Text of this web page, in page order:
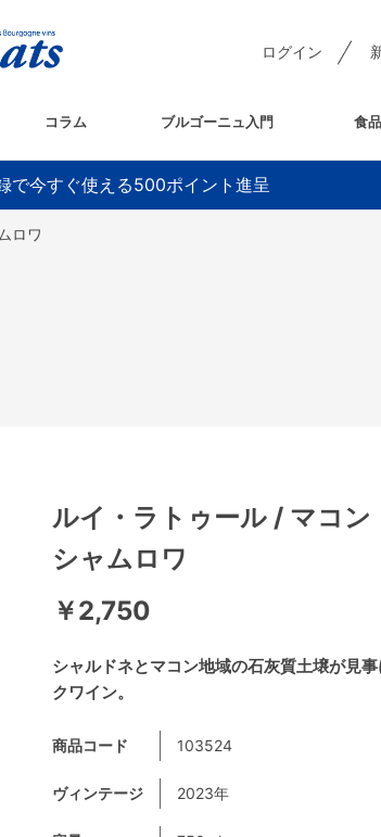
ログイン
コラム ブルゴーニュ入門 食品
で今すぐ使える500ポイント進呈
ロワ
シャルドネとマコン地域の石灰質土壌が見
クワイン。
ルイ・ラトゥール / マコ
シャムロワ
￥2,750
商品コード 103524
ヴィンテージ 2023年